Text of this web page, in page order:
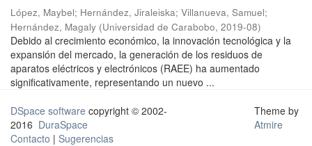
López, Maybel; Hernández, Jiraleiska; Villanueva, Samuel;
Hernández, Magaly (Universidad de Carabobo, 2019-08)
Debido al crecimiento económico, la innovación tecnológica y la
expansión del mercado, la generación de los residuos de
aparatos eléctricos y electrónicos (RAEE) ha aumentado
significativamente, representando un nuevo ...
DSpace software copyright © 2002-
2016 DuraSpace
Contacto | Sugerencias
Theme by
Atmire